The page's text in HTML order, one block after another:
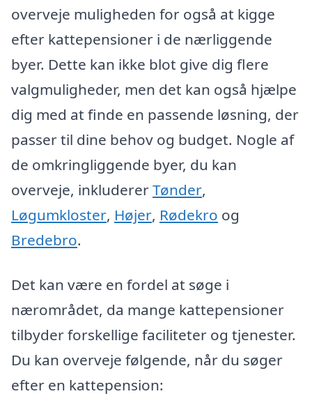
overveje muligheden for også at kigge
efter kattepensioner i de nærliggende
byer. Dette kan ikke blot give dig flere
valgmuligheder, men det kan også hjælpe
dig med at finde en passende løsning, der
passer til dine behov og budget. Nogle af
de omkringliggende byer, du kan
overveje, inkludererTønder,
Løgumkloster, Højer, Rødekro og
Bredebro.
Det kan være en fordel at søge i
nærområdet, da mange kattepensioner
tilbyder forskellige faciliteter og tjenester.
Du kan overveje følgende, når du søger
efter en kattepension: